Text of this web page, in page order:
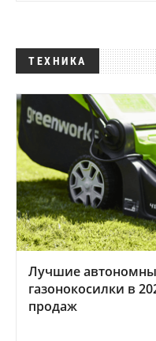
ТЕХНИКА
Лучшие
газонокосилки в
продаж